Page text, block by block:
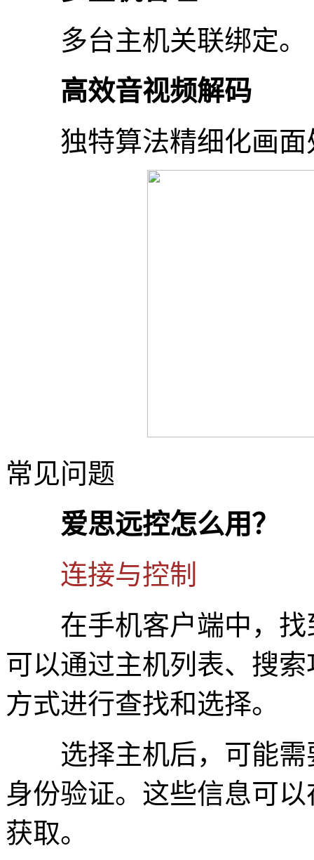
多台主机关联绑定。
高效音视频解码
独特算法精细化画面
常见问题
爱思远控怎么用？
连接与控制
在手机客户端中，找
可以通过主机列表、搜
方式进行查找和选择。
选择主机后，可能需
身份验证。这些信息可
获取。